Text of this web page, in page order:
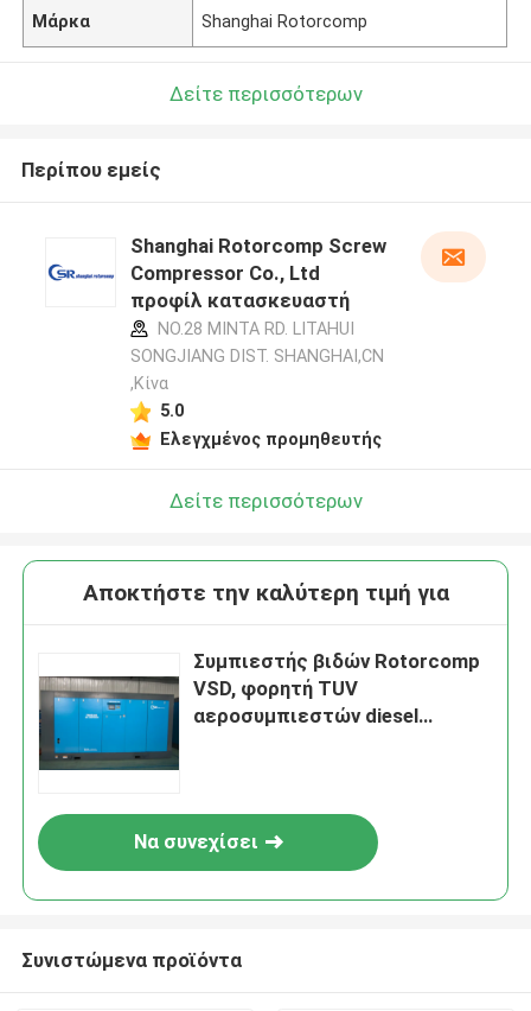
Μάρκα Shanghai Rotorcomp
Δείτε περισσότερων
Περίπου εμείς
Shanghai Rotorcomp Screw
Compressor Co., Ltd
προφίλ κατασκευαστή
NO.28 MINTA RD. LITAHUI
SONGJIANG DIST. SHANGHAI,CN
,Κίνα
5.0
Ελεγχμένος προμηθευτής
Δείτε περισσότερων
Αποκτήστε την καλύτερη τιμή για
Συμπιεστής βιδών Rotorcomp
VSD, φορητή TUV
αεροσυμπιεστών diesel
Να συνεχίσει
Συνιστώμενα προϊόντα